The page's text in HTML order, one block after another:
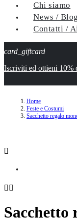
Chi siamo
News / Blog
Contatti /
card_giftcard
Iscriviti ed ottieni 10%
Home
Feste e Costumi
Sacchetto regalo

 
Sacchetto